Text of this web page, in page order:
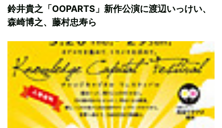
鈴井貴之「OOPARTS」新作公演に渡辺いっけい、
森崎博之、藤村忠寿ら